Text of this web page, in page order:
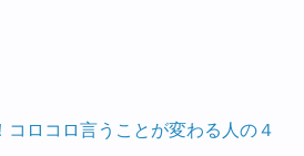
コロコロ言うことが変わる人の４